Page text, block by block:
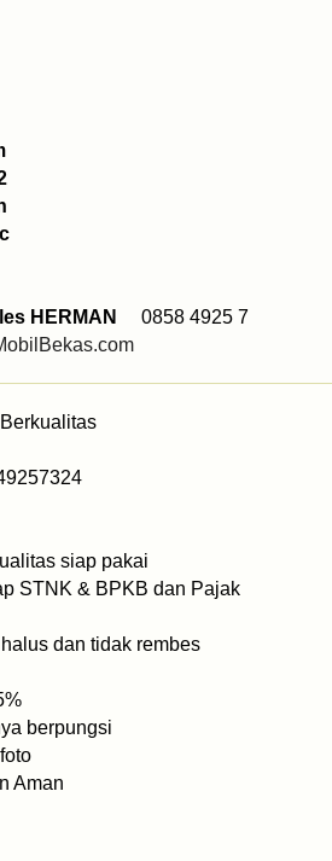
HERMAN
0858 4925 7
siap pakai
STNK & BPKB dan Pajak
dan tidak rembes
berpungsi
Aman